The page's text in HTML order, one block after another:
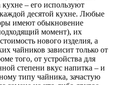
– его используют
десятой кухне. Любые
имеют обыкновение
момент), их
нового изделия, а
чайников зависит только от
того, от устройства для
степени вкус напитка – и
типу чайника, зачастую